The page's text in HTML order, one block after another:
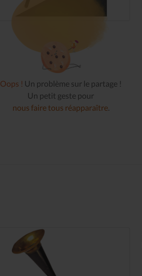
Oops ! Un problème sur le partage !
Un petit geste pour
nous faire tous réapparaître.